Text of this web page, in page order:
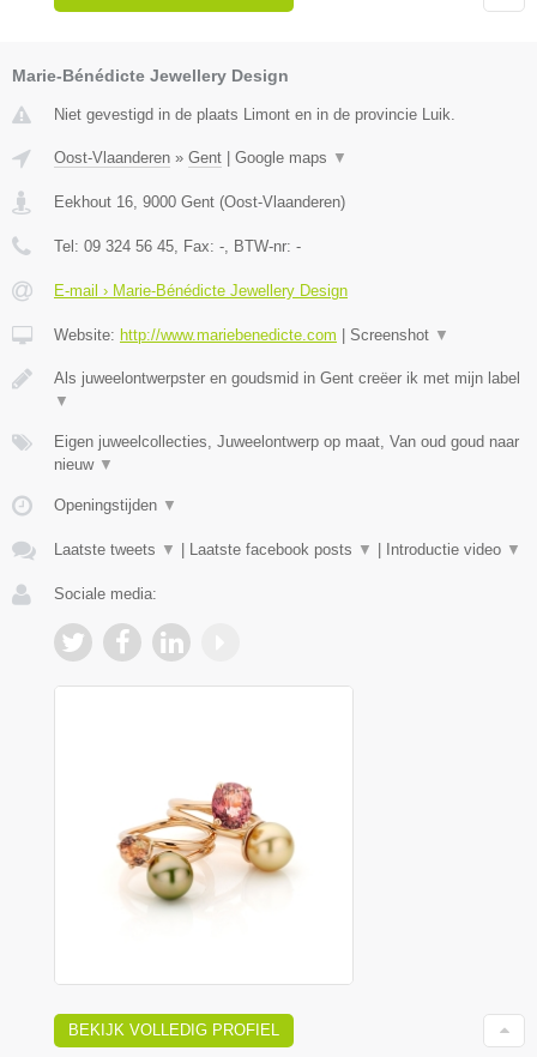
Marie-Bénédicte Jewellery Design
Niet gevestigd in de plaats Limont en in de provincie Luik.
Oost-Vlaanderen » Gent Google maps ▼
Eekhout 16, 9000 Gent (Oost-Vlaanderen)
Tel: 09 324 56 45, Fax: -, BTW-nr: -
E-mail › Marie-Bénédicte Jewellery Design
Website: http://www.mariebenedicte.com Screenshot ▼
Als juweelontwerpster en goudsmid in Gent creëer ik met mijn label
▼
Eigen juweelcollecties, Juweelontwerp op maat, Van oud goud naar
nieuw ▼
Openingstijden ▼
Laatste tweets ▼ Laatste facebook posts ▼ Introductie video ▼
Sociale media:
BEKIJK VOLLEDIG PROFIEL